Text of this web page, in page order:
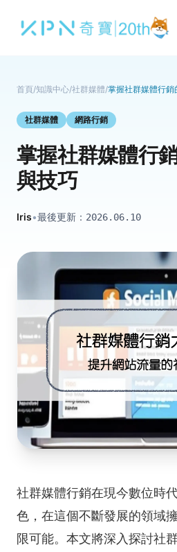
首頁/知識中心/社群媒體/掌握社群媒體行
社群媒體 網路行銷
掌握社群媒體行
與技巧
Iris•最後更新： 2026.06.10
社群媒體行銷在現今數位時
色，在這個不斷發展的領域
限可能。本文將深入探討社